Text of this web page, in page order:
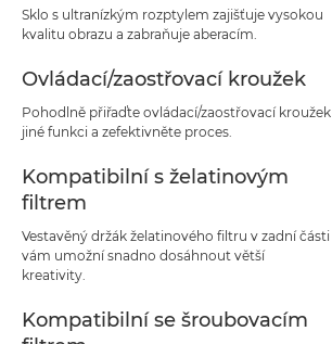
Sklo s ultranízkým rozptylem zajišťuje vysokou
kvalitu obrazu a zabraňuje aberacím.
Ovládací/zaostřovací kroužek
Pohodlně přiřaďte ovládací/zaostřovací kroužek
jiné funkci a zefektivněte proces.
Kompatibilní s želatinovým
filtrem
Vestavěný držák želatinového filtru v zadní části
vám umožní snadno dosáhnout větší
kreativity.
Kompatibilní se šroubovacím